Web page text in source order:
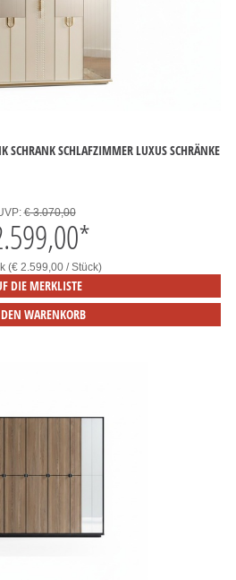
SCHRANK SCHLAFZIMMER LUXUS SCHRÄNKE
€ 3.070,00
*
(€ 2.599,00 / Stück)
DIE MERKLISTE
WARENKORB